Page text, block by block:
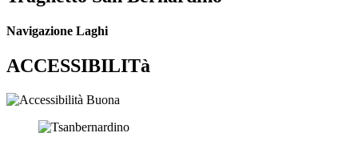
Navigazione Laghi
ACCESSIBILITà